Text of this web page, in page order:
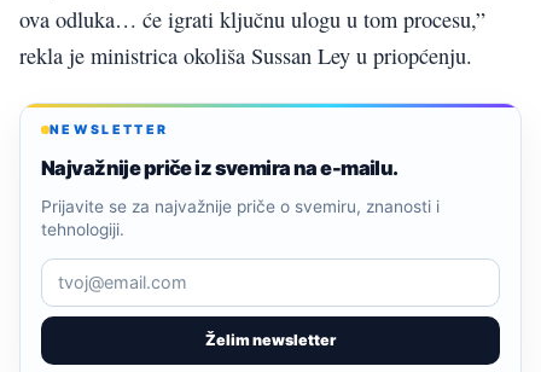
ova odluka… će igrati ključnu ulogu u tom procesu,”
rekla je ministrica okoliša Sussan Ley u priopćenju.
NEWSLETTER
Najvažnije priče iz svemira na e-mailu.
Želim newsletter
Prijavite se za najvažnije priče o svemiru, znanosti i
tehnologiji.